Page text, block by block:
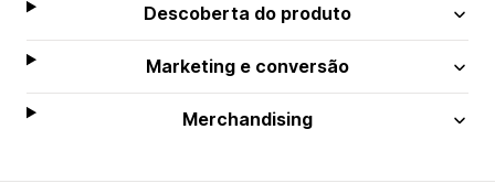
Descoberta do produto
Marketing e conversão
Merchandising